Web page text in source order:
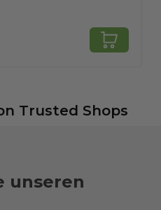
für die
Strom, AC/DC-
Frequenz,
Trusted Shops
unseren